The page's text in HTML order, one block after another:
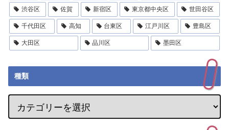
渋谷区 佐賀 新宿区 東京都中央区 世田谷区
千代田区 高知 台東区 江戸川区 豊島区
大田区 品川区 墨田区
種類